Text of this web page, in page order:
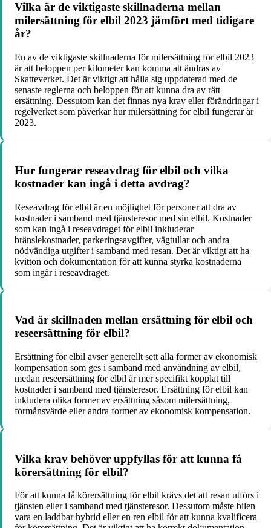
Vilka är de viktigaste skillnaderna mellan
milersättning för elbil 2023 jämfört med tidigare
år?
En av de viktigaste skillnaderna för milersättning för elbil 2023
är att beloppen per kilometer kan komma att ändras av
Skatteverket. Det är viktigt att hålla sig uppdaterad med de
senaste reglerna och beloppen för att kunna dra av rätt
ersättning. Dessutom kan det finnas nya krav eller förändringar i
regelverket som påverkar hur milersättning för elbil fungerar år
2023.
Hur fungerar reseavdrag för elbil och vilka
kostnader kan ingå i detta avdrag?
Reseavdrag för elbil är en möjlighet för personer att dra av
kostnader i samband med tjänsteresor med sin elbil. Kostnader
som kan ingå i reseavdraget för elbil inkluderar
bränslekostnader, parkeringsavgifter, vägtullar och andra
nödvändiga utgifter i samband med resan. Det är viktigt att ha
kvitton och dokumentation för att kunna styrka kostnaderna
som ingår i reseavdraget.
Vad är skillnaden mellan ersättning för elbil och
reseersättning för elbil?
Ersättning för elbil avser generellt sett alla former av ekonomisk
kompensation som ges i samband med användning av elbil,
medan reseersättning för elbil är mer specifikt kopplat till
kostnader i samband med tjänsteresor. Ersättning för elbil kan
inkludera olika former av ersättning såsom milersättning,
förmånsvärde eller andra former av ekonomisk kompensation.
Vilka krav behöver uppfyllas för att kunna få
körersättning för elbil?
För att kunna få körersättning för elbil krävs det att resan utförs i
tjänsten eller i samband med tjänsteresor. Dessutom måste bilen
vara en laddbar hybrid eller en ren elbil för att kunna kvalificera